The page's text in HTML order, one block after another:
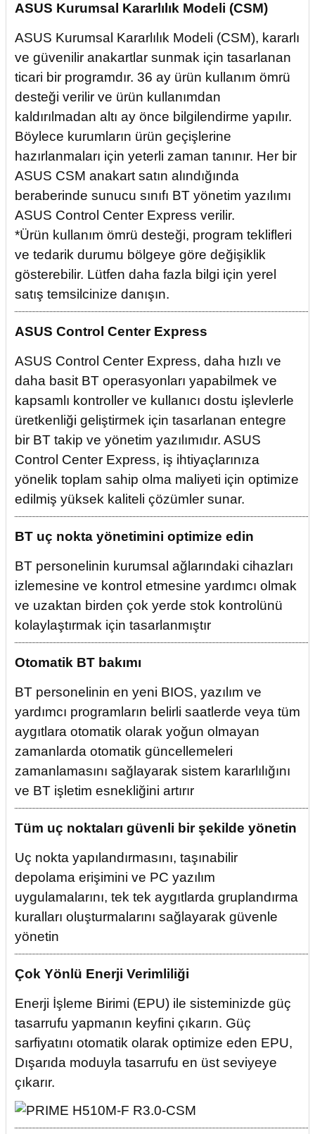
ASUS Kurumsal Kararlılık Modeli (CSM)
ASUS Kurumsal Kararlılık Modeli (CSM), kararlı
ve güvenilir anakartlar sunmak için tasarlanan
ticari bir programdır. 36 ay ürün kullanım ömrü
desteği verilir ve ürün kullanımdan
kaldırılmadan altı ay önce bilgilendirme yapılır.
Böylece kurumların ürün geçişlerine
hazırlanmaları için yeterli zaman tanınır. Her bir
ASUS CSM anakart satın alındığında
beraberinde sunucu sınıfı BT yönetim yazılımı
ASUS Control Center Express verilir.
*Ürün kullanım ömrü desteği, program teklifleri
ve tedarik durumu bölgeye göre değişiklik
gösterebilir. Lütfen daha fazla bilgi için yerel
satış temsilcinize danışın.
ASUS Control Center Express
ASUS Control Center Express, daha hızlı ve
daha basit BT operasyonları yapabilmek ve
kapsamlı kontroller ve kullanıcı dostu işlevlerle
üretkenliği geliştirmek için tasarlanan entegre
bir BT takip ve yönetim yazılımıdır. ASUS
Control Center Express, iş ihtiyaçlarınıza
yönelik toplam sahip olma maliyeti için optimize
edilmiş yüksek kaliteli çözümler sunar.
BT uç nokta yönetimini optimize edin
BT personelinin kurumsal ağlarındaki cihazları
izlemesine ve kontrol etmesine yardımcı olmak
ve uzaktan birden çok yerde stok kontrolünü
kolaylaştırmak için tasarlanmıştır
Otomatik BT bakımı
BT personelinin en yeni BIOS, yazılım ve
yardımcı programların belirli saatlerde veya tüm
aygıtlara otomatik olarak yoğun olmayan
zamanlarda otomatik güncellemeleri
zamanlamasını sağlayarak sistem kararlılığını
ve BT işletim esnekliğini artırır
Tüm uç noktaları güvenli bir şekilde yönetin
Uç nokta yapılandırmasını, taşınabilir
depolama erişimini ve PC yazılım
uygulamalarını, tek tek aygıtlarda gruplandırma
kuralları oluşturmalarını sağlayarak güvenle
yönetin
Çok Yönlü Enerji Verimliliği
Enerji İşleme Birimi (EPU) ile sisteminizde güç
tasarrufu yapmanın keyfini çıkarın. Güç
sarfiyatını otomatik olarak optimize eden EPU,
Dışarıda moduyla tasarrufu en üst seviyeye
çıkarır.